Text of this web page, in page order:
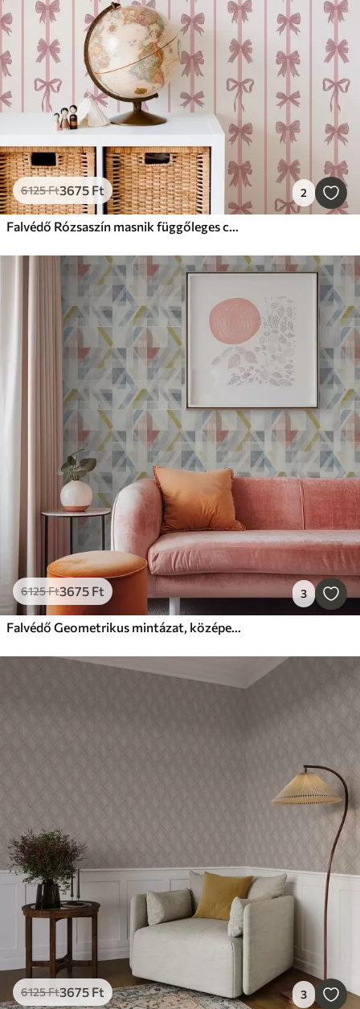
6125Ft3675 Ft 2
Falvédő Rózsaszín masnik függőleges csíkokban világos háttér előtt
6125Ft3675 Ft 3
Falvédő Geometrikus mintázat, középen piros rombusz
6125Ft3675 Ft 3